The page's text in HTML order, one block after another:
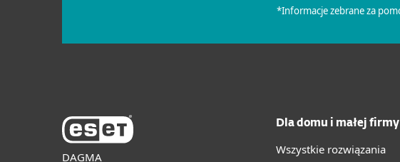
DAGMA
Dla domu i małej firmy
Wszystkie rozwiązania